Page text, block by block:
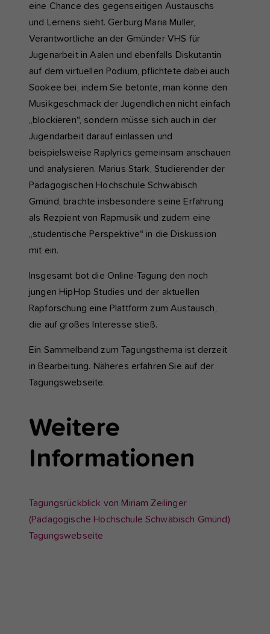
eine Chance des gegenseitigen Austauschs
und Lernens sieht. Gerburg Maria Müller,
Verantwortliche an der Gmünder VHS für
Jugenarbeit in Aalen und ebenfalls Diskutantin
auf dem virtuellen Podium, pflichtete dabei auch
Sookee bei, indem Sie betonte, man könne den
Musikgeschmack der Jugendlichen nicht einfach
„blockieren“, sondern müsse sich auch in der
Jugendarbeit darauf einlassen und
beispielsweise Raplyrics gemeinsam anschauen
und analysieren. Marius Stark, Studierender der
Pädagogischen Hochschule Schwäbisch
Gmünd, brachte insbesondere seine Erfahrung
als Rezpient von Rapmusik und zudem eine
„studentische Perspektive“ in die Diskussion
mit ein.
Insgesamt bot die Online-Tagung den noch
jungen HipHop Studies und der aktuellen
Rapforschung eine Plattform zum Austausch,
die auf großes Interesse stieß.
Ein Sammelband zum Tagungsthema ist derzeit
in Bearbeitung. Näheres erfahren Sie auf der
Tagungswebseite.
Weitere
Informationen
Tagungsrückblick von Miriam Zeilinger
(Pädagogische Hochschule Schwäbisch Gmünd)
Tagungswebseite